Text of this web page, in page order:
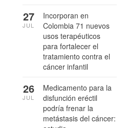
Incorporan en
Colombia 71 nuevos
usos terapéuticos
para fortalecer el
tratamiento contra el
cáncer infantil
27
JUL
Medicamento para la
disfunción eréctil
podría frenar la
metástasis del cáncer:
26
JUL